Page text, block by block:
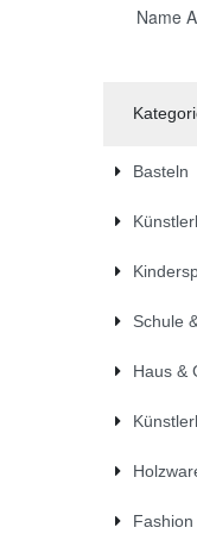
Basteln
Schule
Haus &